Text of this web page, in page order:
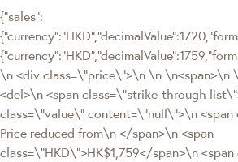
{"sales":
\n <div class=\"price\">\n \n
<del>\n <span class=\"strike-through
class=\"value\" content=\"null\">\n
Price reduced from\n </span>\n <span
class=\"HKD\">HK$1,759</span>\n